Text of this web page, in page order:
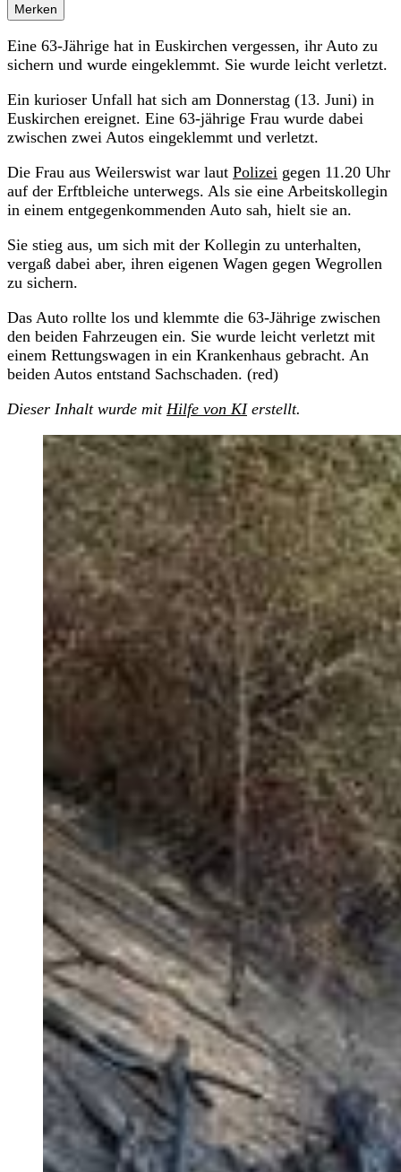
Merken
Eine 63-Jährige hat in Euskirchen vergessen, ihr Auto zu
sichern und wurde eingeklemmt. Sie wurde leicht verletzt.
Ein kurioser Unfall hat sich am Donnerstag (13. Juni) in
Euskirchen ereignet. Eine 63-jährige Frau wurde dabei
zwischen zwei Autos eingeklemmt und verletzt.
Die Frau aus Weilerswist war laut Polizei gegen 11.20 Uhr
auf der Erftbleiche unterwegs. Als sie eine Arbeitskollegin
in einem entgegenkommenden Auto sah, hielt sie an.
Sie stieg aus, um sich mit der Kollegin zu unterhalten,
vergaß dabei aber, ihren eigenen Wagen gegen Wegrollen
zu sichern.
Das Auto rollte los und klemmte die 63-Jährige zwischen
den beiden Fahrzeugen ein. Sie wurde leicht verletzt mit
einem Rettungswagen in ein Krankenhaus gebracht. An
beiden Autos entstand Sachschaden. (red)
Dieser Inhalt wurde mit Hilfe von KIerstellt.